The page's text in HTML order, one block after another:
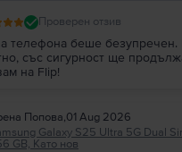
Проверен отзив
телефона беше безупречен.
със сигурност ще
на Flip!
Попова,01 Aug 2026
Galaxy S25 Ultra 5G Dual
GB, Като нов